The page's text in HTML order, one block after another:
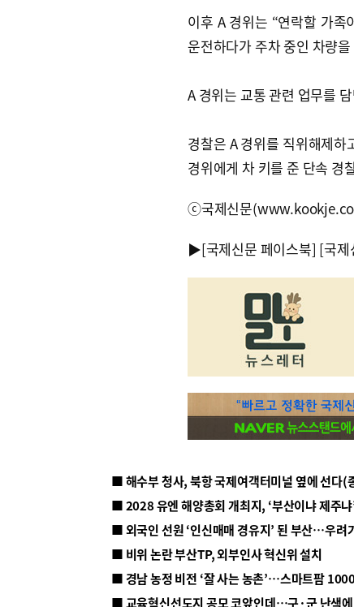
이후 A 경위는 “연락할 가
운전하다가 주차 중인 차량
A 경위는 교통 관련 업무를
경찰은 A 경위를 직위해제
경위에게 차 키를 준 단속 경
ⓒ국제신문
▶[국제신문 페이스북] [국제
■ 해수부 청사, 북항 국제여객터미널 옆에 선다(
■ 2028 유엔 해양총회 개최지, ‘부산이냐 제주
■ 외국인 선원 ‘인신매매 경유지’ 된 부산…우려
■ 비위 논란 부산TP, 외부인사 혁신위 설치